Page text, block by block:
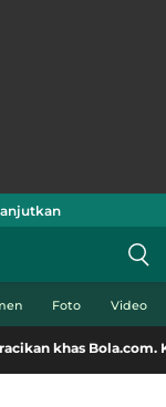
Foto Video
Klik di sini!